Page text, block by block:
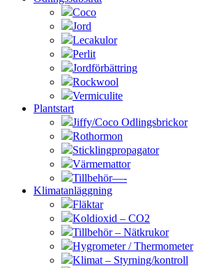
Coco
Jord
Lecakulor
Perlit
Jordförbättring
Rockwool
Vermiculite
Plantstart
Jiffy/Coco Odlingsbrickor
Rothormon
Sticklingpropagator
Värmemattor
Tillbehör—-
Klimatanläggning
Fläktar
Koldioxid – CO2
Tillbehör – Nätkrukor
Hygrometer / Thermometer
Klimat – Styrning/kontroll